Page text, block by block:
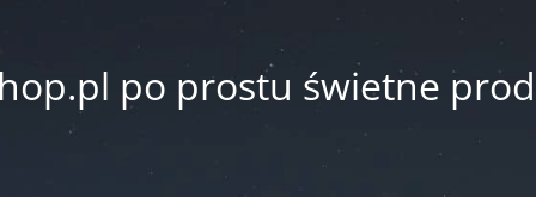
po prostu świetne